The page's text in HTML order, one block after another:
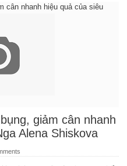
giảm cân nhanh
Alena Shiskova